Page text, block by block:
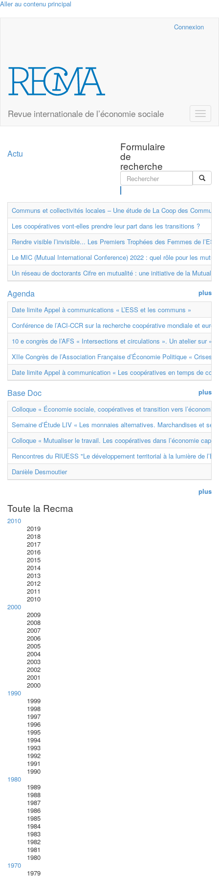
Aller au contenu principal
Connexion
Revue internationale de l’économie sociale
Toggle
Formulaire
de
recherche
Actu
Communs et collectivités locales – Une étude de La Coop des
Les coopératives vont-elles prendre leur part dans les transitions ?
Rendre visible l’invisible... Les Premiers Trophées des Femmes de
Le MIC (Mutual International Conference) 2022 : quel rôle pour les
Un réseau de doctorants Cifre en mutualité : une initiative de la
plus
Agenda
Date limite Appel à communications « L’ESS et les communs »
Conférence de l’ACI-CCR sur la recherche coopérative mondiale et
10 e congrès de l’AFS « Intersections et circulations ». Un atelier sur «
XIIe Congrès de l’Association Française d’Économie Politique « Crises
Date limite Appel à communication « Les coopératives en temps de
plus
Base Doc
Colloque « Économie sociale, coopératives et transition vers
Semaine d’Étude LIV « Les monnaies alternatives. Marchandises et
Colloque « Mutualiser le travail. Les coopératives dans l’économie
Rencontres du RIUESS "Le développement territorial à la lumière de
Danièle Desmoutier
plus
Toute la Recma
2010
2019
2018
2017
2016
2015
2014
2013
2012
2011
2010
2000
2009
2008
2007
2006
2005
2004
2003
2002
2001
2000
1990
1999
1998
1997
1996
1995
1994
1993
1992
1991
1990
1980
1989
1988
1987
1986
1985
1984
1983
1982
1981
1980
1970
1979